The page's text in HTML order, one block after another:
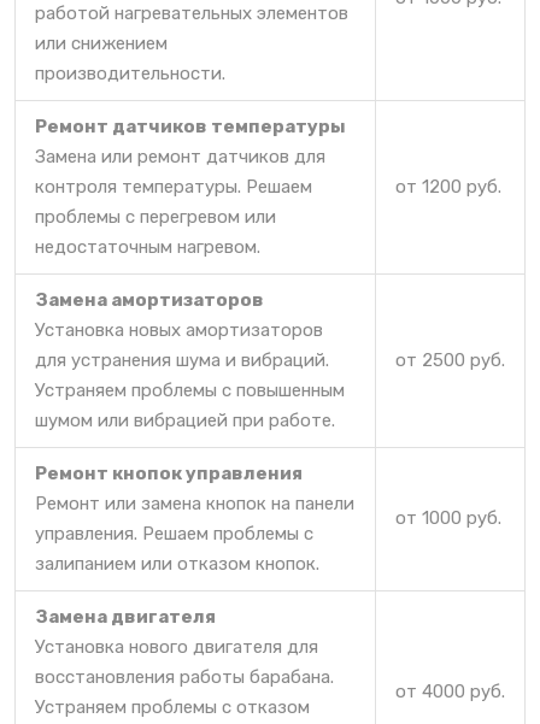
работой нагревательных элементов
или снижением
производительности.
Ремонт датчиков температуры
Замена или ремонт датчиков для
контроля температуры. Решаем
проблемы с перегревом или
недостаточным нагревом.
от 1200 руб.
Замена амортизаторов
Установка новых амортизаторов
для устранения шума и вибраций.
Устраняем проблемы с повышенным
шумом или вибрацией при работе.
от 2500 руб.
Ремонт кнопок управления
Ремонт или замена кнопок на панели
управления. Решаем проблемы с
залипанием или отказом кнопок.
от 1000 руб.
Замена двигателя
Установка нового двигателя для
восстановления работы барабана.
Устраняем проблемы с отказом
от 4000 руб.